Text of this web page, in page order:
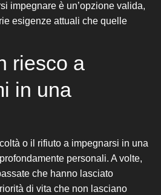
impegnare è un’opzione valida,
esigenze attuali che quelle
riesco a
in una
o il rifiuto a impegnarsi in una
personali. A volte,
che hanno lasciato
di vita che non lasciano